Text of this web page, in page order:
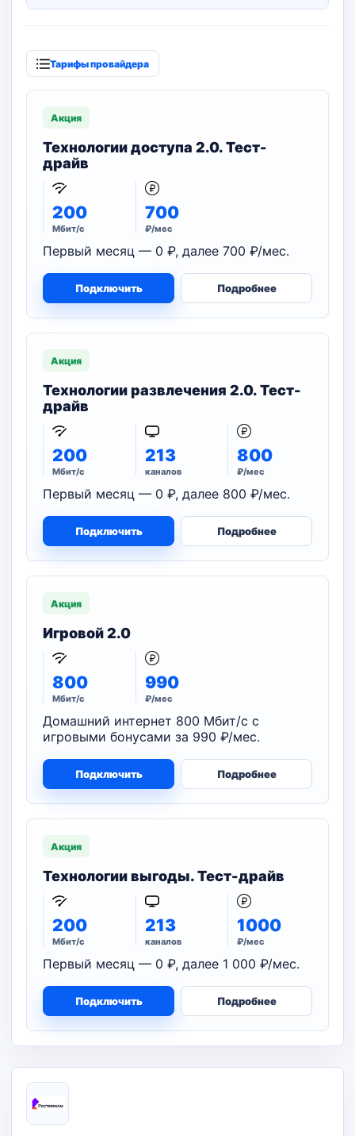
Тарифы провайдера
Акция
Технологии доступа 2.0. Тест-
драйв
200
Мбит/с
700
₽/мес
Первый месяц — 0 ₽, далее 700 ₽/мес.
Подключить Подробнее
Акция
Технологии развлечения 2.0. Тест-
драйв
200
Мбит/с
213
каналов
800
₽/мес
Первый месяц — 0 ₽, далее 800 ₽/мес.
Подключить Подробнее
Акция
Игровой 2.0
800
Мбит/с
990
₽/мес
Домашний интернет 800 Мбит/с с
игровыми бонусами за 990 ₽/мес.
Подключить Подробнее
Акция
Технологии выгоды. Тест-драйв
200
Мбит/с
213
каналов
1000
₽/мес
Первый месяц — 0 ₽, далее 1 000 ₽/мес.
Подключить Подробнее